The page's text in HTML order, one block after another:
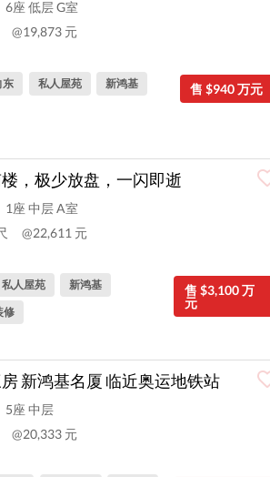
6座 低层 G室
@19,873 元
售 $940 万元
东 私人屋苑
新鸿基
，极少放盘，一闪即逝
1座 中层 A室
@22,611 元
售 $3,100 万
元
私人屋苑
新鸿基
修
新鸿基名厦 临近奥运地铁站
5座 中层
@20,333 元